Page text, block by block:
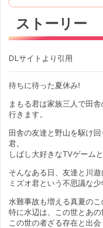
ストーリー
DLサイトより引用
待ちに待った夏休み!
まもる君は家族三人で田
行きます。
田舎の友達と野山を駆け
君。
しばし大好きなTVゲーム
そんなある日、友達と川
ミズオ君という不思議な少
水難事故も増える真夏のこ
特に水辺は、この世とあ
この世の者ざる存在と出